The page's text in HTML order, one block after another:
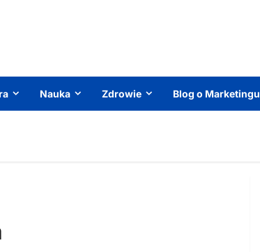
Nauka Zdrowie Blog o Marketingu